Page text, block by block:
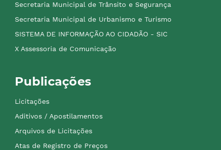
Secretaria Municipal de Trânsito e Segurança
Secretaria Municipal de Urbanismo e Turismo
SISTEMA DE INFORMAÇÃO AO CIDADÃO - SIC
X Assessoria de Comunicação
Publicações
Licitações
Aditivos / Apostilamentos
Arquivos de Licitações
Atas de Registro de Preços